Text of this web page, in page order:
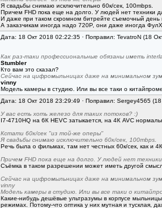
Я свадьбы снимаю исключительно 60к/сек, 100mbps.
Причем FHD пока еще на долго. У людей нет техники
И даже при таком скромном битрейте съемочный день
А заказчикам иногда надо 720P, они даже иногда
Дата: 18 Окт 2018 02:22:35 · Поправил: TevatroN (18
Как раз-таки профессиональные обязаны иметь
Stumbler
Кто вам это сказал?
Сейчас на цифромыльницах даже на минимальном
vinny
Модель камеры в студию. Или вы все таки о
Дата: 18 Окт 2018 23:29:49 · Поправил: Sergey4565
У вас есть хоть железо для таких потоков? :)
I7-4710HQ на 6К HEVC затыкается, на 4К AVC
Кстати 60к/сек "из той-же оперы"
Я свадьбы снимаю исключительно 60к/сек, 100mbps.
Речь была о фильмах, там нет честных 60к/сек, как и
Причем FHD пока еще на долго. У людей нет техники
Съёмка в таком разрешении может иметь другой
Сейчас на цифромыльницах даже на минимальном
vinny
Модель камеры в студию. Или вы все таки о
Какие-нибудь дешёвые ультразумы в корпусе
режимах. Потому-что оптика у них мутная и тусклая,